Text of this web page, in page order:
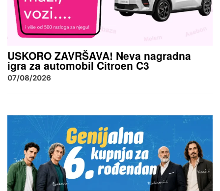
USKORO ZAVRŠAVA! Neva nagradna
igra za automobil Citroen C3
07/08/2026